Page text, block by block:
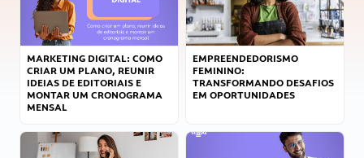
MARKETING DIGITAL: COMO
CRIAR UM PLANO, REUNIR
IDEIAS DE EDITORIAIS E
MONTAR UM CRONOGRAMA
MENSAL
EMPREENDEDORISMO
FEMININO:
TRANSFORMANDO DESAFIOS
EM OPORTUNIDADES